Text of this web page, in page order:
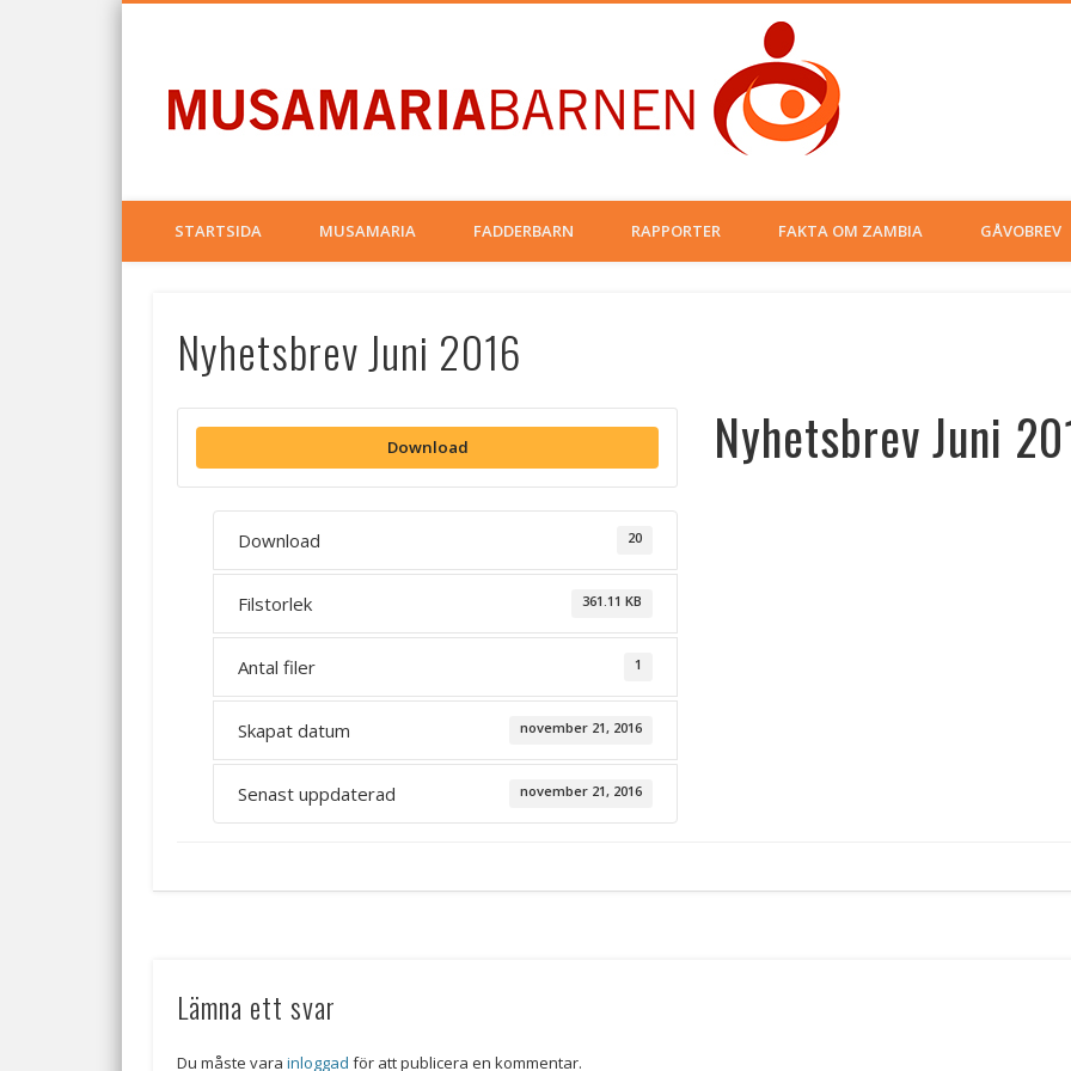
Musamaria
Facebook
STARTSIDA MUSAMARIA FADDERBARN RAPPORTER FAKTA OM ZAMBIA GÅVOBREV
Nyhetsbrev Juni 2016
Download
Download 20
Filstorlek 361.11 KB
Antal filer 1
Skapat datum november 21, 2016
Senast uppdaterad november 21, 2016
Nyhetsbrev Juni
Lämna ett svar
Du måste vara inloggad för att publicera en kommentar.